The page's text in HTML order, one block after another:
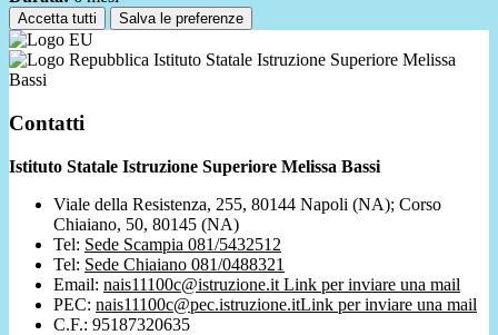
Accetta tutti Salva le preferenze
Istituto Statale Istruzione Superiore Melissa
Bassi
Contatti
Istituto Statale Istruzione Superiore Melissa Bassi
Viale della Resistenza, 255, 80144 Napoli (NA); Corso
Chiaiano, 50, 80145 (NA)
Tel: Sede Scampia 081/5432512
Tel: Sede Chiaiano 081/0488321
Email: nais11100c@istruzione.it Link per inviare una mail
PEC: nais11100c@pec.istruzione.itLink per inviare una mail
C.F.: 95187320635